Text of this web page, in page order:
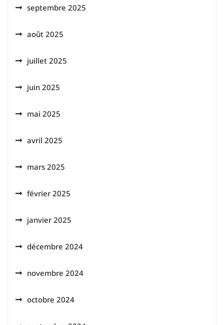
septembre 2025
août 2025
juillet 2025
juin 2025
mai 2025
avril 2025
mars 2025
février 2025
janvier 2025
décembre 2024
novembre 2024
octobre 2024